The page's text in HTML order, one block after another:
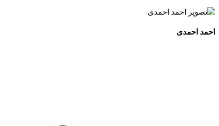
احمد احمدی